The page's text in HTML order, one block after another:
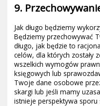
9.
Jak długo będziemy
Będziemy przechowywać
długo, jak będzie to
celów, dla których zostały
wszelkich wymogów
księgowych lub
Twoje dane osobowe
skargi lub jeśli mamy
istnieje perspektywa